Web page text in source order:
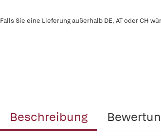
Falls Sie eine Lieferung außerhalb DE, AT oder CH
Beschreibung